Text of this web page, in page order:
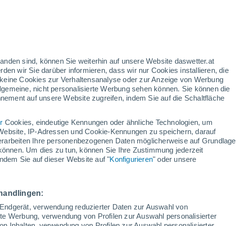
sind, können Sie weiterhin auf unsere Website daswetter.at
wir Sie darüber informieren, dass wir nur Cookies installieren, die
Cookies zur Verhaltensanalyse oder zur Anzeige von Werbung
nicht personalisierte Werbung sehen können. Sie können die
auf unsere Website zugreifen, indem Sie auf die Schaltfläche
Cookies, eindeutige Kennungen oder ähnliche Technologien, um
IP-Adressen und Cookie-Kennungen zu speichern, darauf
Ihre personenbezogenen Daten möglicherweise auf Grundlage
Um dies zu tun, können Sie Ihre Zustimmung jederzeit
Sie auf dieser Website auf "Konfigurieren" oder unsere
verwendung reduzierter Daten zur Auswahl von
Werbung, verwendung von Profilen zur Auswahl personalisierter
6,1 erschüttert Ica in
Die Behörden prüfen mögliche Schäden an der